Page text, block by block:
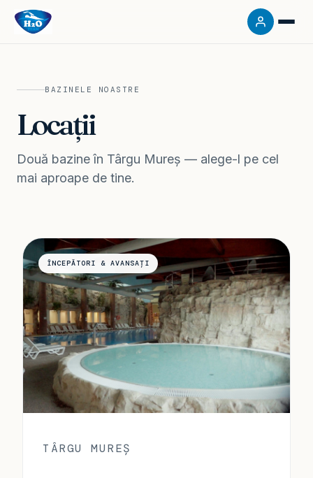
BAZINELE NOASTRE
Locații
Două bazine în Târgu Mureș — alege-l pe cel
mai aproape de tine.
ÎNCEPĂTORI & AVANSAȚI
TÂRGU MUREȘ